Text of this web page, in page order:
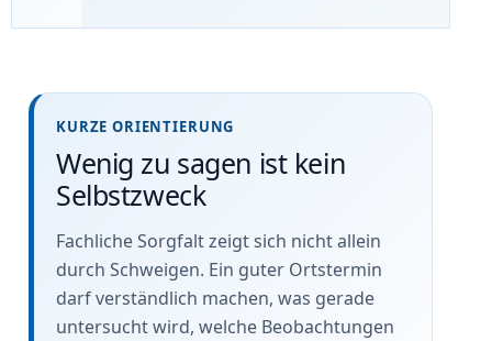
KURZE ORIENTIERUNG
Wenig zu sagen ist kein
Selbstzweck
Fachliche Sorgfalt zeigt sich nicht allein
durch Schweigen. Ein guter Ortstermin
darf verständlich machen, was gerade
untersucht wird, welche Beobachtungen